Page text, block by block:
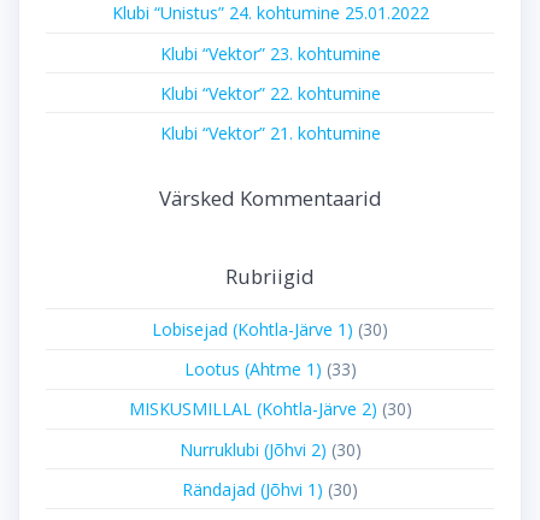
Klubi “Unistus” 24. kohtumine 25.01.2022
Klubi “Vektor” 23. kohtumine
Klubi “Vektor” 22. kohtumine
Klubi “Vektor” 21. kohtumine
Värsked Kommentaarid
Rubriigid
Lobisejad (Kohtla-Järve 1) (30)
Lootus (Ahtme 1) (33)
MISKUSMILLAL (Kohtla-Järve 2) (30)
Nurruklubi (Jõhvi 2) (30)
Rändajad (Jõhvi 1) (30)